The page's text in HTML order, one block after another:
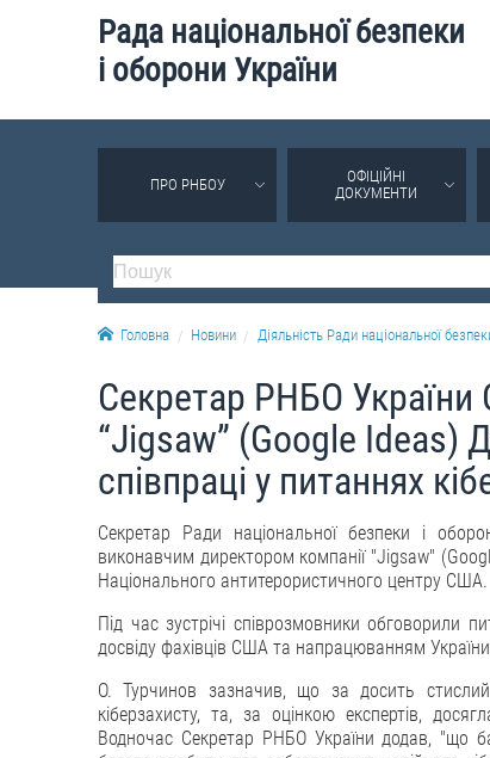
Рада національної безпеки
і оборони України
ПРО РНБОУ
ОФІЦІЙНІ
ДОКУМЕНТИ
Головна Новини Діяльність Ради національної
Секретар РНБО України
“Jigsaw” (Google Ideas)
співпраці у питаннях
Секретар Ради національної безпеки і
виконавчим директором компанії "Jigsaw"
Національного антитерористичного центру США.
Під час зустрічі співрозмовники обговорили
досвіду фахівців США та напрацюванням
О. Турчинов зазначив, що за досить
кіберзахисту, та, за оцінкою експертів,
Водночас Секретар РНБО України додав, "що